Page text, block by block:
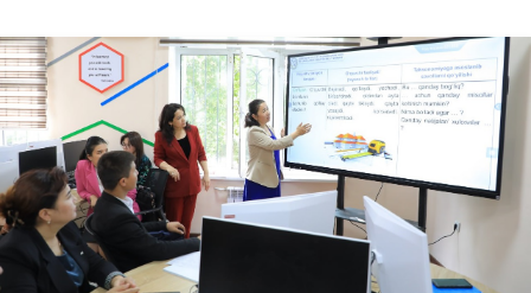
05.24.2024 3464
Hamkorlik memorandumi imzolandi